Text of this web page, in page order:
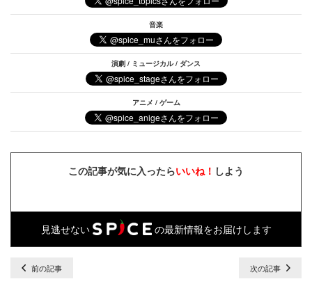
音楽
演劇 / ミュージカル / ダンス
アニメ / ゲーム
この記事が気に入ったらいいね！ しよう
見逃せない の最新情報をお届けします
前の記事 次の記事